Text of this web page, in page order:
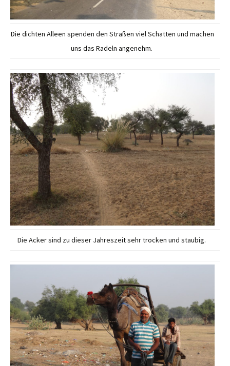
Die dichten Alleen spenden den Straßen viel Schatten und machen
uns das Radeln angenehm.
Die Acker sind zu dieser Jahreszeit sehr trocken und staubig.